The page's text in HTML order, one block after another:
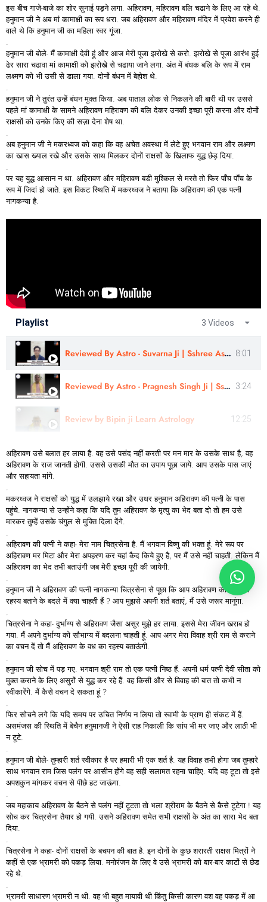
इस बीच गाजे-बाजे का शोर सुनाई पड़ने लगा. अहिरावण, महिरावण बलि चढाने के लिए आ रहे थे.
हनुमान जी ने अब मां कामाक्षी का रूप धरा. जब अहिरावण और महिरावण मंदिर में प्रवेश करने ही
वाले थे कि हनुमान जी का महिला स्वर गूंजा.
.
हनुमान जी बोले- मैं कामाक्षी देवी हूं और आज मेरी पूजा झरोखे से करो. झरोखे से पूजा आरंभ हुई
ढेर सारा चढावा मां कामाक्षी को झरोखे से चढाया जाने लगा. अंत में बंधक बलि के रूप में राम
लक्ष्मण को भी उसी से डाला गया. दोनों बंधन में बेहोश थे.
.
हनुमान जी ने तुरंत उन्हें बंधन मुक्त किया. अब पाताल लोक से निकलने की बारी थी पर उससे
पहले मां कामाक्षी के सामने अहिरावण महिरावण की बलि देकर उनकी इच्छा पूरी करना और दोनों
राक्षसों को उनके किए की सज़ा देना शेष था.
.
अब हनुमान जी ने मकरध्वज को कहा कि वह अचेत अवस्था में लेटे हुए भगवान राम और लक्ष्मण
का खास ख्याल रखे और उसके साथ मिलकर दोनों राक्षसों के खिलाफ युद्ध छेड़ दिया.
.
पर यह युद्ध आसान न था. अहिरावण और महिरावण बडी मुश्किल से मरते तो फिर पाँच पाँच के
रूप में जिदां हो जाते. इस विकट स्थिति में मकरध्वज ने बताया कि अहिरावण की एक पत्नी
नागकन्या है.
Playlist 3 Videos
Reviewed By Astro - Suvarna Ji | Sshree Astro Vastu 8:01
Reviewed By Astro - Pragnesh Singh Ji | Sshree Astro Vastu 3:24
Review by Bipin ji Learn Astrology 12:25
अहिरावण उसे बलात हर लाया है. वह उसे पसंद नहीं करती पर मन मार के उसके साथ है, वह
अहिरावण के राज जानती होगी. उससे उसकी मौत का उपाय पूछा जाये. आप उसके पास जाएं
और सहायता मांगे.
.
मकरध्वज ने राक्षसों को युद्ध में उलझाये रखा और उधर हनुमान अहिरावण की पत्नी के पास
पहुंचे. नागकन्या से उन्होंने कहा कि यदि तुम अहिरावण के मृत्यु का भेद बता दो तो हम उसे
मारकर तुम्हें उसके चंगुल से मुक्ति दिला देंगे.
.
अहिरावण की पत्नी ने कहा- मेरा नाम चित्रसेना है. मैं भगवान विष्णु की भक्त हूं. मेरे रूप पर
अहिरावण मर मिटा और मेरा अपहरण कर यहां कैद किये हुए है, पर मैं उसे नहीं चाहती. लेकिन मैं
अहिरावण का भेद तभी बताउंगी जब मेरी इच्छा पूरी की जायेगी.
.
हनुमान जी ने अहिरावण की पत्नी नागकन्या चित्रसेना से पूछा कि आप अहिरावण की मृत्यु का
रहस्य बताने के बदले में क्या चाहती हैं ? आप मुझसे अपनी शर्त बताएं, मैं उसे जरूर मानूंगा.
.
चित्रसेना ने कहा- दुर्भाग्य से अहिरावण जैसा असुर मुझे हर लाया. इससे मेरा जीवन खराब हो
गया. मैं अपने दुर्भाग्य को सौभाग्य में बदलना चाहती हूं. आप अगर मेरा विवाह श्री राम से कराने
का वचन दें तो मैं अहिरावण के वध का रहस्य बताऊंगी.
.
हनुमान जी सोच में पड़ गए. भगवान श्री राम तो एक पत्नी निष्ठ हैं. अपनी धर्म पत्नी देवी सीता को
मुक्त कराने के लिए असुरों से युद्ध कर रहे हैं. वह किसी और से विवाह की बात तो कभी न
स्वीकारेंगे. मैं कैसे वचन दे सकता हूं ?
.
फिर सोचने लगे कि यदि समय पर उचित निर्णय न लिया तो स्वामी के प्राण ही संकट में हैं.
असमंजस की स्थिति में बेचैन हनुमानजी ने ऐसी राह निकाली कि सांप भी मर जाए और लाठी भी
न टूटे.
.
हनुमान जी बोले- तुम्हारी शर्त स्वीकार है पर हमारी भी एक शर्त है. यह विवाह तभी होगा जब तुम्हारे
साथ भगवान राम जिस पलंग पर आसीन होंगे वह सही सलामत रहना चाहिए. यदि वह टूटा तो इसे
अपशकुन मांगकर वचन से पीछे हट जाऊंगा.
.
जब महाकाय अहिरावण के बैठने से पलंग नहीं टूटता तो भला श्रीराम के बैठने से कैसे टूटेगा ! यह
सोच कर चित्रसेना तैयार हो गयी. उसने अहिरावण समेत सभी राक्षसों के अंत का सारा भेद बता
दिया.
.
चित्रसेना ने कहा- दोनों राक्षसों के बचपन की बात है. इन दोनों के कुछ शरारती राक्षस मित्रों ने
कहीं से एक भ्रामरी को पकड़ लिया. मनोरंजन के लिए वे उसे भ्रामरी को बार-बार काटों से छेड
रहे थे.
.
भ्रामरी साधारण भ्रामरी न थी. वह भी बहुत मायावी थी किंतु किसी कारण वश वह पकड़ में आ